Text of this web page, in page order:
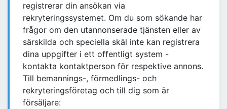
registrerar din ansökan via
rekryteringssystemet. Om du som sökande har
frågor om den utannonserade tjänsten eller av
särskilda och speciella skäl inte kan registrera
dina uppgifter i ett offentligt system -
kontakta kontaktperson för respektive annons.
Till bemannings-, förmedlings- och
rekryteringsföretag och till dig som är
försäljare: